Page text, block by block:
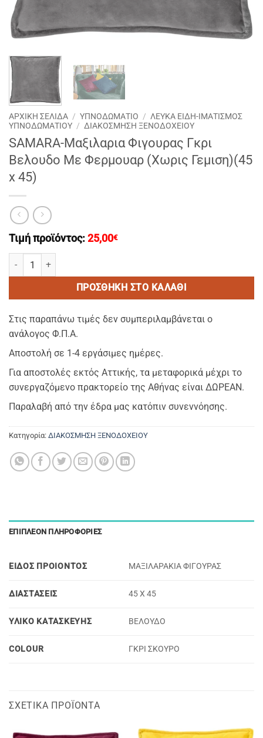
ΑΡΧΙΚΉ ΣΕΛΊΔΑ / ΥΠΝΟΔΩΜΑΤΙΟ / ΛΕΥΚΑ ΕΙΔΗ-ΙΜΑΤΙΣΜΟΣ
ΥΠΝΟΔΩΜΑΤΙΟΥ / ΔΙΑΚΟΣΜΗΣΗ ΞΕΝΟΔΟΧΕΙΟΥ
SAMARA-Μαξιλαρια Φιγουρας Γκρι
Βελουδο Με Φερμουαρ (Χωρις Γεμιση)(45
x 45)
Τιμή προϊόντος: 25,00€
SAMARA-Μαξιλαρια Φιγουρας Γκρι Βελουδο Με Φερμουαρ (Χωρις
ΠΡΟΣΘΉΚΗ ΣΤΟ ΚΑΛΆΘΙ
Στις παραπάνω τιμές δεν συμπεριλαμβάνεται ο
ανάλογος Φ.Π.Α.
Αποστολή σε 1-4 εργάσιμες ημέρες.
Για αποστολές εκτός Αττικής, τα μεταφορικά μέχρι το
συνεργαζόμενο πρακτορείο της Αθήνας είναι ΔΩΡΕΑΝ.
Παραλαβή από την έδρα μας κατόπιν συνεννόησης.
Κατηγορία: ΔΙΑΚΟΣΜΗΣΗ ΞΕΝΟΔΟΧΕΙΟΥ
ΕΠΙΠΛΈΟΝ ΠΛΗΡΟΦΟΡΊΕΣ
ΕΙΔΟΣ ΠΡΟΙΟΝΤΟΣ ΜΑΞΙΛΑΡΑΚΙΑ ΦΙΓΟΥΡΑΣ
ΔΙΑΣΤΑΣΕΙΣ 45 X 45
ΥΛΙΚΟ ΚΑΤΑΣΚΕΥΗΣ ΒΕΛΟΥΔΟ
COLOUR ΓΚΡΙ ΣΚΟΥΡΟ
ΣΧΕΤΙΚΆ ΠΡΟΪΌΝΤΑ